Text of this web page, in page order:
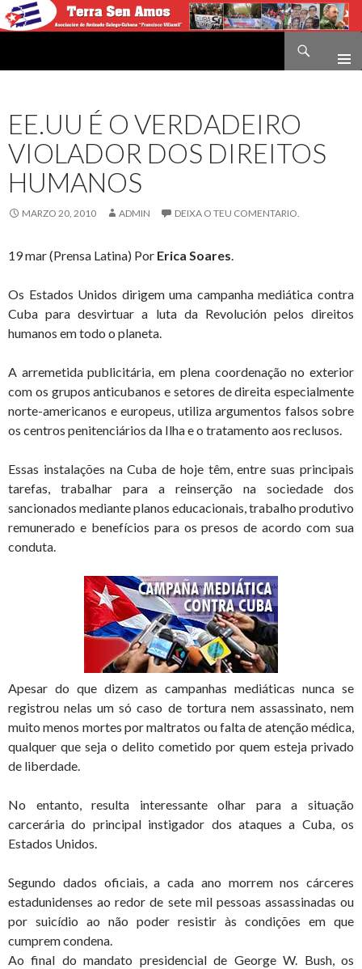
EE.UU É O VERDADEIRO
VIOLADOR DOS DIREITOS
HUMANOS
MARZO 20, 2010 ADMIN DEIXA O TEU COMENTARIO.
19 mar (Prensa Latina) Por Erica Soares.
Os Estados Unidos dirigem uma campanha mediática contra
Cuba para desvirtuar a luta da Revolución pelos direitos
humanos em todo o planeta.
A arremetida publicitária, em plena coordenação no exterior
com os grupos anticubanos e setores de direita especialmente
norte-americanos e europeus, utiliza argumentos falsos sobre
os centros penitenciários da Ilha e o tratamento aos reclusos.
Essas instalações na Cuba de hoje têm, entre suas principais
tarefas, trabalhar para a reinserção na sociedade dos
sancionados mediante planos educacionais, trabalho produtivo
remunerado e benefícios para os presos de acordo com sua
conduta.
Apesar do que dizem as campanhas mediáticas nunca se
registrou nelas um só caso de tortura nem assassinato, nem
muito menos mortes por maltratos ou falta de atenção médica,
qualquer que seja o delito cometido por quem esteja privado
de liberdade.
No entanto, resulta interessante olhar para a situação
carcerária do principal instigador dos ataques a Cuba, os
Estados Unidos.
Segundo dados oficiais, a cada ano morrem nos cárceres
estadunidenses ao redor de sete mil pessoas assassinadas ou
por suicídio ao não poder resistir às condições em que
cumprem condena.
Ao final do mandato presidencial de George W. Bush, os